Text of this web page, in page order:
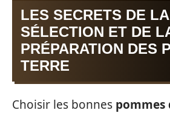
LES SECRETS DE LA
SÉLECTION ET DE
PRÉPARATION DES
TERRE
Choisir les bonnes pommes